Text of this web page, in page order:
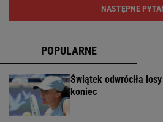
NASTĘPNE
POPULARNE
Świątek odwróciła
koniec